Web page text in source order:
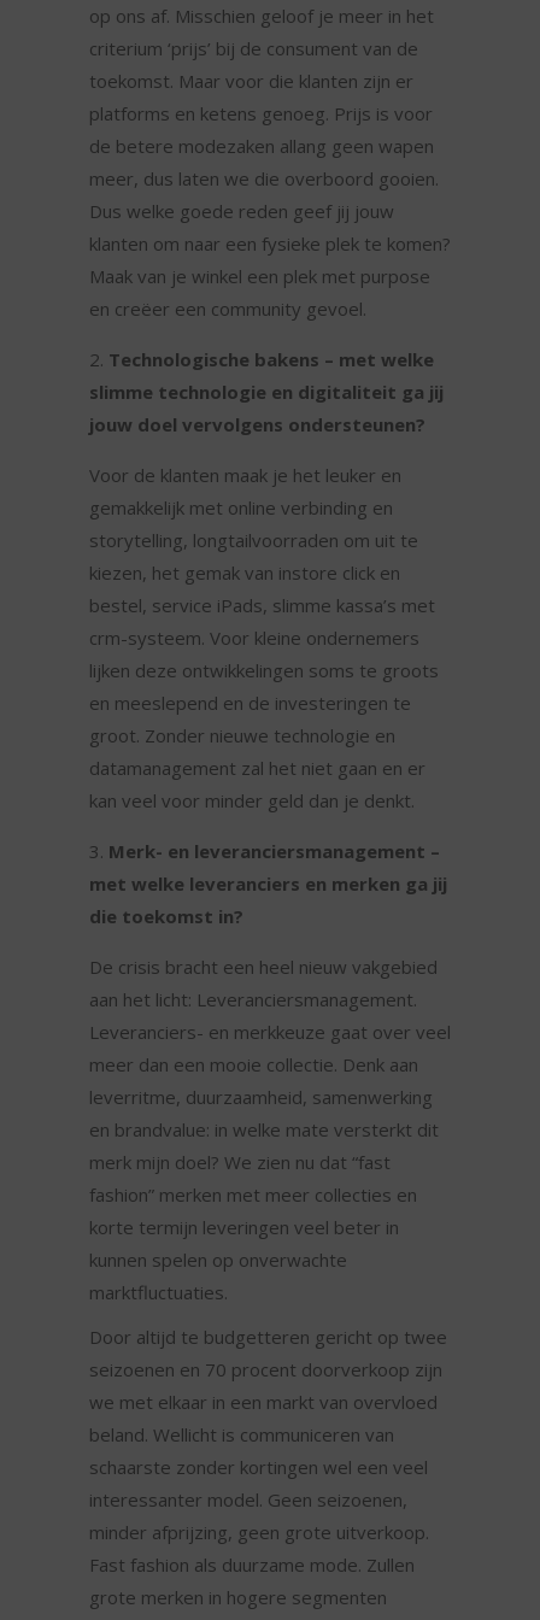
op ons af. Misschien geloof je meer in het
criterium ‘prijs’ bij de consument van de
toekomst. Maar voor die klanten zijn er
platforms en ketens genoeg. Prijs is voor
de betere modezaken allang geen wapen
meer, dus laten we die overboord gooien.
Dus welke goede reden geef jij jouw
klanten om naar een fysieke plek te komen?
Maak van je winkel een plek met purpose
en creëer een community gevoel.
Technologische bakens – met welke
slimme technologie en digitaliteit ga jij
jouw doel vervolgens ondersteunen?
Voor de klanten maak je het leuker en
gemakkelijk met online verbinding en
storytelling, longtailvoorraden om uit te
kiezen, het gemak van instore click en
bestel, service iPads, slimme kassa’s met
crm-systeem. Voor kleine ondernemers
lijken deze ontwikkelingen soms te groots
en meeslepend en de investeringen te
groot. Zonder nieuwe technologie en
datamanagement zal het niet gaan en er
kan veel voor minder geld dan je denkt.
Merk- en leveranciersmanagement –
met welke leveranciers en merken ga jij
die toekomst in?
De crisis bracht een heel nieuw vakgebied
aan het licht: Leveranciersmanagement.
Leveranciers- en merkkeuze gaat over veel
meer dan een mooie collectie. Denk aan
leverritme, duurzaamheid, samenwerking
en brandvalue: in welke mate versterkt dit
merk mijn doel? We zien nu dat “fast
fashion” merken met meer collecties en
korte termijn leveringen veel beter in
kunnen spelen op onverwachte
marktfluctuaties.
Door altijd te budgetteren gericht op twee
seizoenen en 70 procent doorverkoop zijn
we met elkaar in een markt van overvloed
beland. Wellicht is communiceren van
schaarste zonder kortingen wel een veel
interessanter model. Geen seizoenen,
minder afprijzing, geen grote uitverkoop.
Fast fashion als duurzame mode. Zullen
grote merken in hogere segmenten